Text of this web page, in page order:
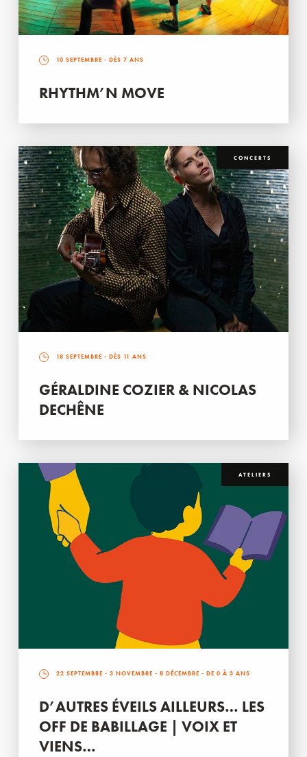
10 SEPTEMBRE - DÈS 7 ANS
RHYTHM’N MOVE
CONCERTS
18 SEPTEMBRE - DÈS 11 ANS
GÉRALDINE COZIER & NICOLAS
DECHÊNE
ATELIERS
22 SEPTEMBRE - 3 NOVEMBRE - 8 DÉCEMBRE - DE 0 À 3 ANS
D’AUTRES ÉVEILS AILLEURS… LES
OFF DE BABILLAGE | VOIX ET
VIENS…